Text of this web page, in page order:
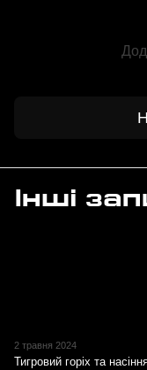
Інші
2 травня 2024
Тигровий горіх та